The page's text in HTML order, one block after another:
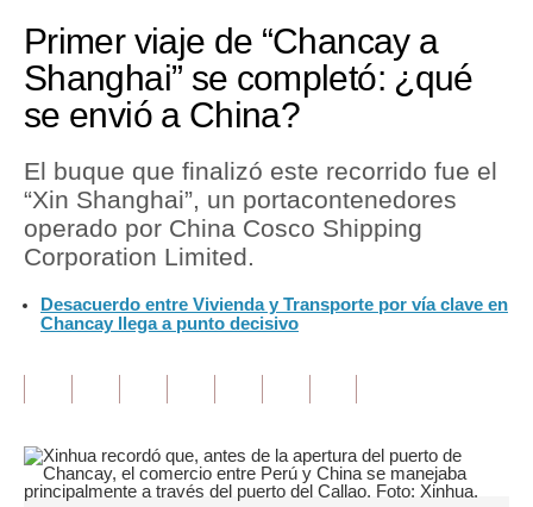
Economía
Mercados
Política
Tu Dinero
Finanzas Personales
Editorial
Primer viaje de “Chancay a
Shanghai” se completó: ¿qué
se envió a China?
El buque que finalizó este recorrido fue el
“Xin Shanghai”, un portacontenedores
operado por China Cosco Shipping
Corporation Limited.
Desacuerdo entre Vivienda y Transporte por vía clave en
Chancay llega a punto decisivo